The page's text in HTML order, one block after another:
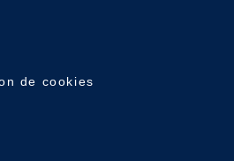
de cookies